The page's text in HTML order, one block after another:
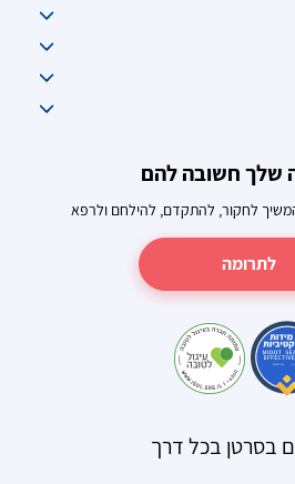
שלך חשובה להם
לחקור, להתקדם, להילחם ולרפא
לתרומה
בסרטן בכל דרך